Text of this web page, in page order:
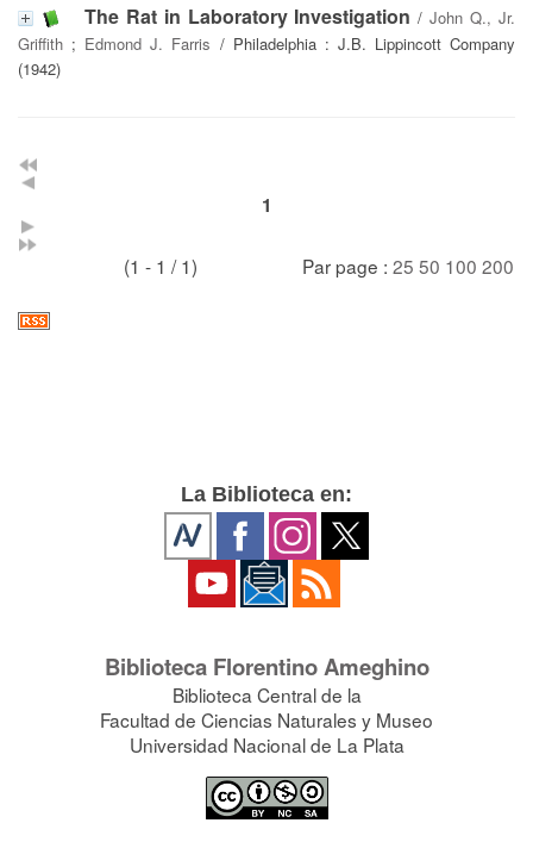
The Rat in Laboratory Investigation /John Q., Jr.
Griffith ; Edmond J. Farris / Philadelphia : J.B. Lippincott Company
(1942)
1
(1 - 1 / 1) Par page : 25 50 100 200
La Biblioteca en:
Biblioteca Florentino Ameghino
Biblioteca Central de la
Facultad de Ciencias Naturales y Museo
Universidad Nacional de La Plata